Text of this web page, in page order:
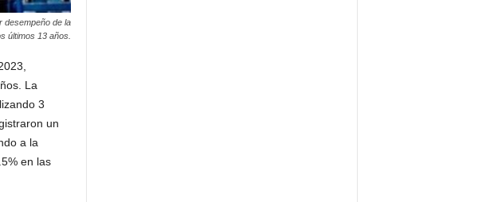
desempeño de la
últimos 13 años.
La
3
un
a la
en las